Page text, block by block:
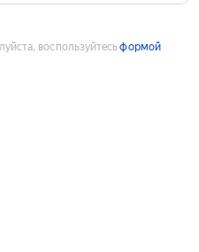
воспользуйтесьформой